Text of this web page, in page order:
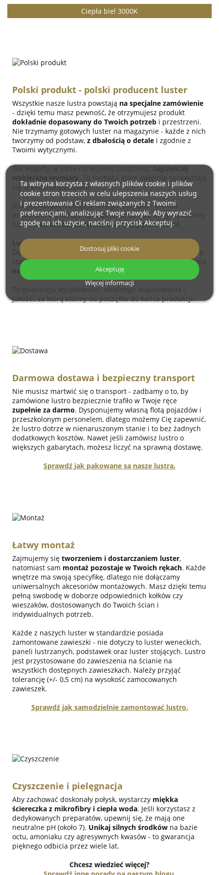
Ciepła biel 3000K
Polski produkt - polski producent luster
Wszystkie nasze lustra powstają na specjalne zamówienie
- dzięki temu masz pewność, że otrzymujesz produkt
dokładnie dopasowany do Twoich potrzeb i przestrzeni.
Nie trzymamy gotowych luster na magazynie - każde z nich
tworzymy od podstaw, z dbałością o detale i zgodnie z
Twoimi wytycznymi.
się w wielu aranżacjach.
Jeśli jednak potrzebujesz innego wymiaru - nie ma
problemu! Wystarczy, że napiszesz do nas, a my wykonamy
lustroidealnie dopasowane do Twojej przestrzeni
Lustro szyte na miarę - Twój wybór, Twój styl
Dodając do zamówieniaakcesoria, tworzysz produkt, który
staje sięunikatem - rzeczą nieprefabrykowaną, stworzoną
na indywidualne zamówienie.
To gwarancja wyjątkowości, idealnego dopasowania i
jakości, za którą stoimy od początku do końca produkcji.
Darmowa dostawa i bezpieczny transport
Nie musisz martwić się o transport - zadbamy o to, by
zamówione lustro bezpiecznie trafiło w Twoje ręce
zupełnie za darmo. Dysponujemy własną flotą pojazdów i
przeszkolonym personelem, dlatego możemy Cię zapewnić,
że lustro dotrze w nienaruszonym stanie i to bez żadnych
dodatkowych kosztów. Nawet jeśli zamówisz lustro o
większych gabarytach, możesz liczyć na sprawną dostawę.
Sprawdź jak pakowane są nasze lustra.
Łatwy montaż
Zajmujemy się tworzeniem i dostarczaniem luster,
natomiast sam montaż pozostaje w Twoich rękach. Każde
wnętrze ma swoją specyfikę, dlatego nie dołączamy
uniwersalnych akcesoriów montażowych. Masz dzięki temu
pełną swobodę w doborze odpowiednich kołków czy
wieszaków, dostosowanych do Twoich ścian i
indywidualnych potrzeb.
Każde z naszych luster w standardzie posiada
zamontowane zawieszki - nie dotyczy to luster weneckich,
paneli lustrzanych, podstawek oraz luster stojących. Lustro
jest przystosowane do zawieszenia na ścianie na
wszystkich dostępnych zawieszkach. Należy przyjąć
tolerancję (+/- 0,5 cm) na wysokość zamocowanych
zawieszek.
Sprawdź jak samodzielnie zamontować lustro.
Czyszczenie i pielęgnacja
Aby zachować doskonały połysk, wystarczy miękka
ściereczka z mikrofibry i ciepła woda. Jeśli korzystasz z
dedykowanych preparatów, upewnij się, że mają one
neutralne pH (około 7). Unikaj silnych środków na bazie
octu, amoniaku czy agresywnych kwasów - to gwarancja
pięknego odbicia przez wiele lat.
Chcesz wiedzieć więcej?
Ta witryna korzysta z własnych plików cookie i plików
cookie stron trzecich w celu ulepszenia naszych usług
i prezentowania Ci reklam związanych z Twoimi
preferencjami, analizując Twoje nawyki. Aby wyrazić
zgodę na ich użycie, naciśnij przycisk Akceptuj.
Więcej informacji
Dostosuj pliki cookie
Akceptuję